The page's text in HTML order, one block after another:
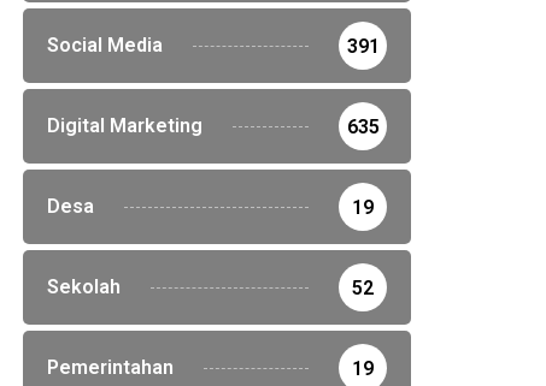
Social Media 391
Digital Marketing 635
Desa 19
Sekolah 52
Pemerintahan 19